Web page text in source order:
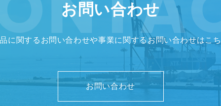
お問い合わせ
に関するお問い合わせや事業に関するお問い合わせはこ
お問い合わせ